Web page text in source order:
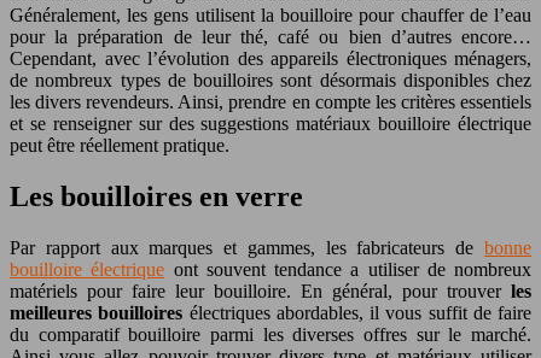
Généralement, les gens utilisent la bouilloire pour chauffer de l’eau
pour la préparation de leur thé, café ou bien d’autres encore…
Cependant, avec l’évolution des appareils électroniques ménagers,
de nombreux types de bouilloires sont désormais disponibles chez
les divers revendeurs. Ainsi, prendre en compte les critères essentiels
et se renseigner sur des suggestions matériaux bouilloire électrique
peut être réellement pratique.
Les bouilloires en verre
Par rapport aux marques et gammes, les fabricateurs de bonne
bouilloire électrique ont souvent tendance a utiliser de nombreux
matériels pour faire leur bouilloire. En général, pour trouver les
meilleures bouilloires électriques abordables, il vous suffit de faire
du comparatif bouilloire parmi les diverses offres sur le marché.